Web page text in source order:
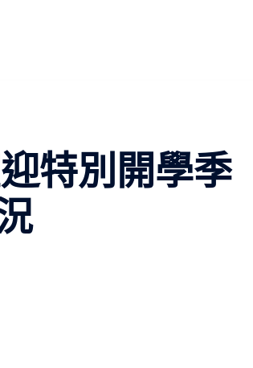
特別開學季